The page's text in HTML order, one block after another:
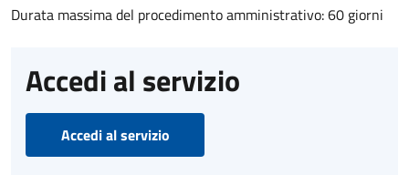
Durata massima del procedimento amministrativo: 60 giorni
Accedi al servizio
Accedi al servizio